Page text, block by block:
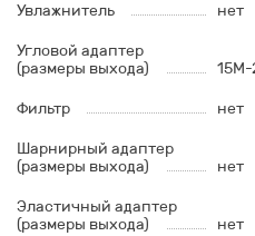
Увлажнитель нет
Угловой адаптер
(размеры выхода)
15М-
Фильтр нет
Шарнирный адаптер
(размеры выхода)
нет
Эластичный адаптер
(размеры выхода)
нет